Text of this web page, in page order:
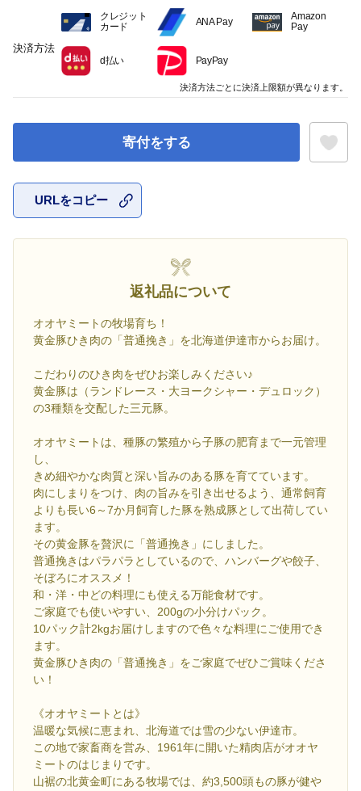
寄付をする
URLをコピー
返礼品について
オオヤミートの牧場育ち！
黄金豚ひき肉の「普通挽き」を北海道伊達市からお届け。
こだわりのひき肉をぜひお楽しみください♪
黄金豚は（ランドレース・大ヨークシャー・デュロック）
の3種類を交配した三元豚。
オオヤミートは、種豚の繁殖から子豚の肥育まで一元管理
し、
きめ細やかな肉質と深い旨みのある豚を育てています。
肉にしまりをつけ、肉の旨みを引き出せるよう、通常飼育
よりも長い6～7か月飼育した豚を熟成豚として出荷してい
ます。
その黄金豚を贅沢に「普通挽き」にしました。
普通挽きはパラパラとしているので、ハンバーグや餃子、
そぼろにオススメ！
和・洋・中どの料理にも使える万能食材です。
ご家庭でも使いやすい、200gの小分けパック。
10パック計2kgお届けしますので色々な料理にご使用でき
ます。
黄金豚ひき肉の「普通挽き」をご家庭でぜひご賞味くださ
い！
《オオヤミートとは》
温暖な気候に恵まれ、北海道では雪の少ない伊達市。
この地で家畜商を営み、1961年に開いた精肉店がオオヤ
ミートのはじまりです。
山裾の北黄金町にある牧場では、約3,500頭もの豚が健や
決済方法
クレジット
カード
ANA Pay
Amazon
Pay
d払い PayPay
決済方法ごとに決済上限額が異なります。